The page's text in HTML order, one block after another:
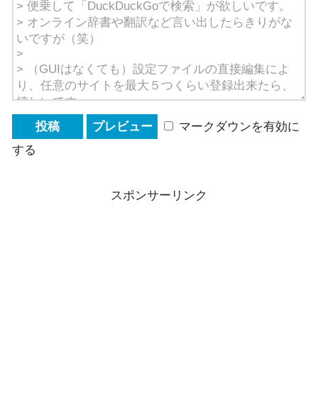
マークダウンを有効に
する
スポンサーリンク